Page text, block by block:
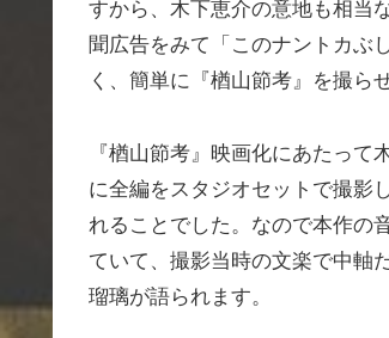
すから、木下恵介の意地も相当
聞広告をみて「このナントカぶ
く、簡単に『楢山節考』を撮ら
『楢山節考』映画化にあたっ
に全編をスタジオセットで撮影
れることでした。なので本作の
ていて、撮影当時の文楽で中軸
瑠璃が語られます。